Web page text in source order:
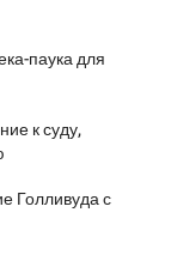
паука для
к суду,
Голливуда с